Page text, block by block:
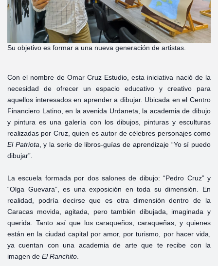
Su objetivo es formar a una nueva generación de artistas.
Con el nombre de Omar Cruz Estudio, esta iniciativa nació de la
necesidad de ofrecer un espacio educativo y creativo para
aquellos interesados en aprender a dibujar. Ubicada en el Centro
Financiero Latino, en la avenida Urdaneta, la academia de dibujo
y pintura es una galería con los dibujos, pinturas y esculturas
realizadas por Cruz, quien es autor de célebres personajes como
El Patriota , y la serie de libros-guías de aprendizaje “Yo sí puedo
dibujar”.
La escuela formada por dos salones de dibujo: “Pedro Cruz” y
“Olga Guevara”, es una exposición en toda su dimensión. En
realidad, podría decirse que es otra dimensión dentro de la
Caracas movida, agitada, pero también dibujada, imaginada y
querida. Tanto así que los caraqueños, caraqueñas, y quienes
están en la ciudad capital por amor, por turismo, por hacer vida,
ya cuentan con una academia de arte que te recibe con la
imagen de El Ranchito